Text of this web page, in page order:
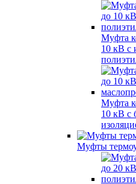
Муфта
10 кВ с
Муфта
10 кВ с
Муфты